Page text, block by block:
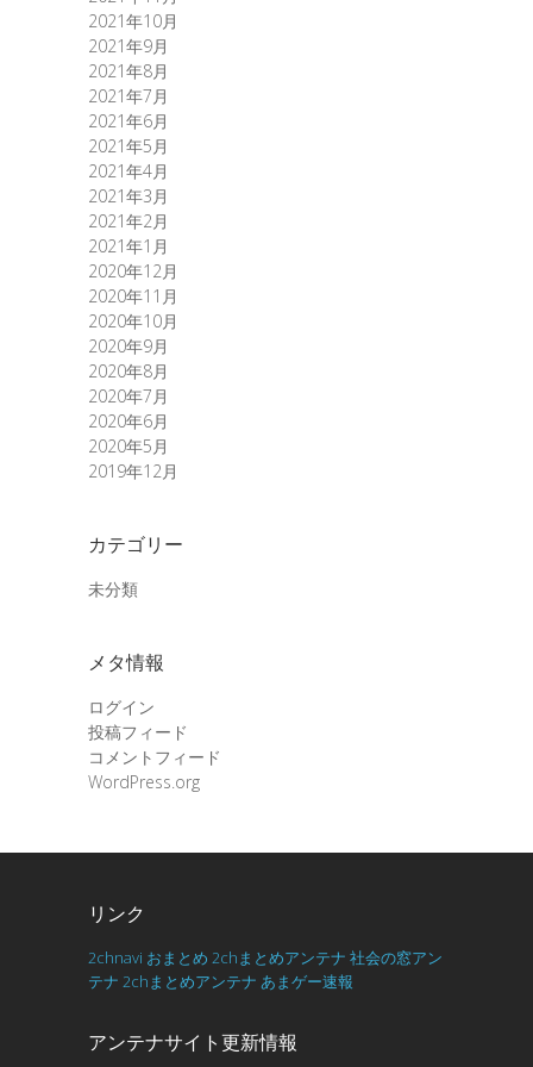
2021年10月
2021年9月
2021年8月
2021年7月
2021年6月
2021年5月
2021年4月
2021年3月
2021年2月
2021年1月
2020年12月
2020年11月
2020年10月
2020年9月
2020年8月
2020年7月
2020年6月
2020年5月
2019年12月
カテゴリー
未分類
メタ情報
ログイン
投稿フィード
コメントフィード
WordPress.org
リンク
2chnavi おまとめ 2chまとめアンテナ 社会の窓アン
テナ 2chまとめアンテナ あまゲー速報
アンテナサイト更新情報